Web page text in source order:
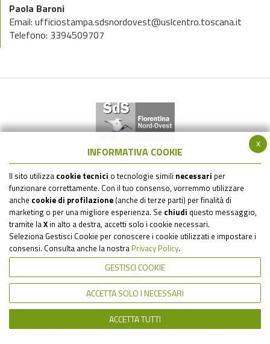
Paola Baroni
Email: ufficiostampa.sdsnordovest@uslcentro.toscana.it
Telefono: 3394509707
Società della Salute Zona Fiorentina Nord-Ovest
via Gramsci 561 - 50019 Sesto Fiorentino (FI)
C.F. - P.IVA : 05517820485
tel: 055 6930242 / 055 6930484 / 055 6930205 / e-mail:
sds.firenzenordovest@uslcentro.toscana.it
Seguici su:
Mappa del Sito Privacy Policy Cookie Policy Contatti
x
INFORMATIVA COOKIE
Il sito utilizza cookie tecnici o tecnologie simili necessari per
funzionare correttamente. Con il tuo consenso, vorremmo utilizzare
anche cookie di profilazione (anche di terze parti) per finalità di
marketing o per una migliore esperienza. Se chiudi questo messaggio,
tramite laX in alto a destra, accetti solo i cookie necessari.
Seleziona Gestisci Cookie per conoscere i cookie utilizzati e impostare i
consensi. Consulta anche la nostra Privacy Policy.
GESTISCI COOKIE
ACCETTA SOLO I NECESSARI
ACCETTA TUTTI